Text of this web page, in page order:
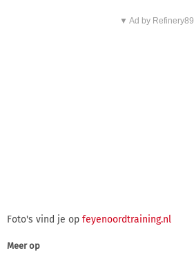
▼ Ad by Refinery89
Foto's vind je op feyenoordtraining.nl
Meer op